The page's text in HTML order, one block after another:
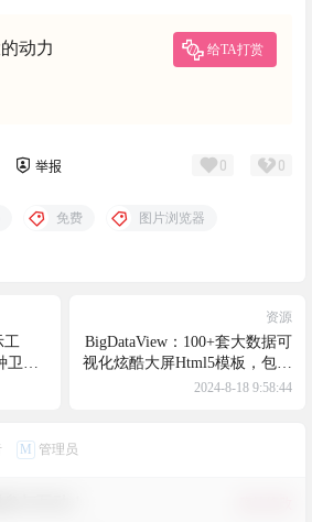
动力 给TA打赏
举报 0 0
免费 图片浏览器
工
星
资源
BigDataView：100+套大数据可
视化炫酷大屏Html5模板，包含
物业、政务、交通、金融银行
2024-8-18 9:58:44
M 管理员